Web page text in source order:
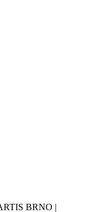
BRNO |